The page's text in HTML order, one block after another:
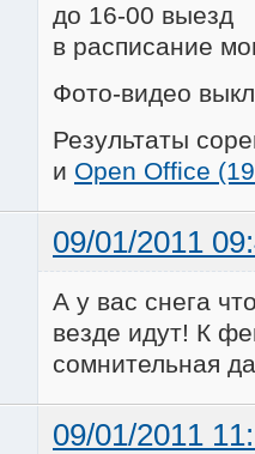
до 16-00 выезд
в расписание
Фото-видео
Результаты
и Open Office
09/01/2011
А у вас снега
везде идут! К
сомнительная
09/01/2011